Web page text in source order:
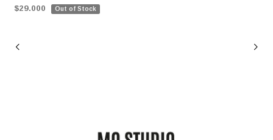
$29.000 Out of Stock